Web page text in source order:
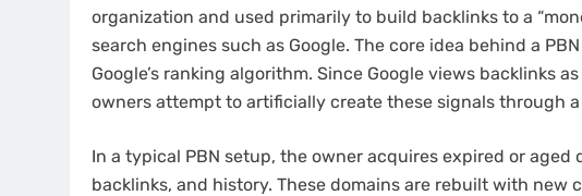
organization and used primarily to build backlinks to a
search engines such as Google. The core idea behind a
Google’s ranking algorithm. Since Google views backlinks
owners attempt to artificially create these signals through
In a typical PBN setup, the owner acquires expired or
backlinks, and history. These domains are rebuilt with